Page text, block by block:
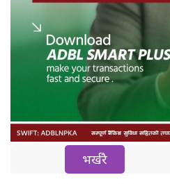
भर्खरै